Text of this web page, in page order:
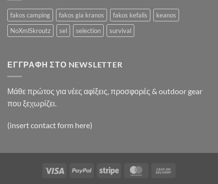
fakos camping fakos gia kranos fakos kefalis
keanos
NoXmlSkroutz
sel selection survival
ΕΓΓΡΑΦΉ ΣΤΟ NEWSLETTER
Μάθε πρώτος για νέες αφίξεις, προσφορές & outdoor gear
που ξεχωρίζει.
(insert contact form here)
Visa PayPal Stripe MasterCard